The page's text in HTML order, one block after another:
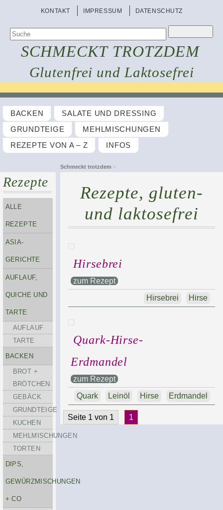
KONTAKT IMPRESSUM DATENSCHUTZ
SCHMECKT TROTZDEM
Glutenfrei und Laktosefrei
BACKEN
SALATE UND DRESSING
GRUNDTEIGE
MEHLMISCHUNGEN
REZEPTE VON A – Z
INFOS
Schmeckt trotzdem »
Rezepte
ALLE
REZEPTE
ASIA-
GERICHTE
AUFLAUF,
QUICHE UND
TARTE
AUFLAUF
TARTE
BACKEN
BROT +
BRÖTCHEN
GEBÄCK
GRUNDTEIGE
KUCHEN
MEHLMISCHUNGEN
TORTEN
DIPS,
GEWÜRZMISCHUNGEN
+ CO
Rezepte, gluten-
und laktosefrei
Hirsebrei
zum Rezept
Hirse
Hirsebrei
Quark-Hirse-
Erdmandel
zum Rezept
Erdmandel
Hirse
Leinöl
Quark
Seite 1 von 1 1